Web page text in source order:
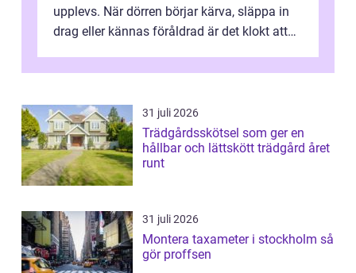
upplevs. När dörren börjar kärva, släppa in
drag eller kännas föråldrad är det klokt att
31 juli 2026
Trädgårdsskötsel som ger en
hållbar och lättskött trädgård året
runt
31 juli 2026
Montera taxameter i stockholm så
gör proffsen